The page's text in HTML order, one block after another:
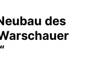
des